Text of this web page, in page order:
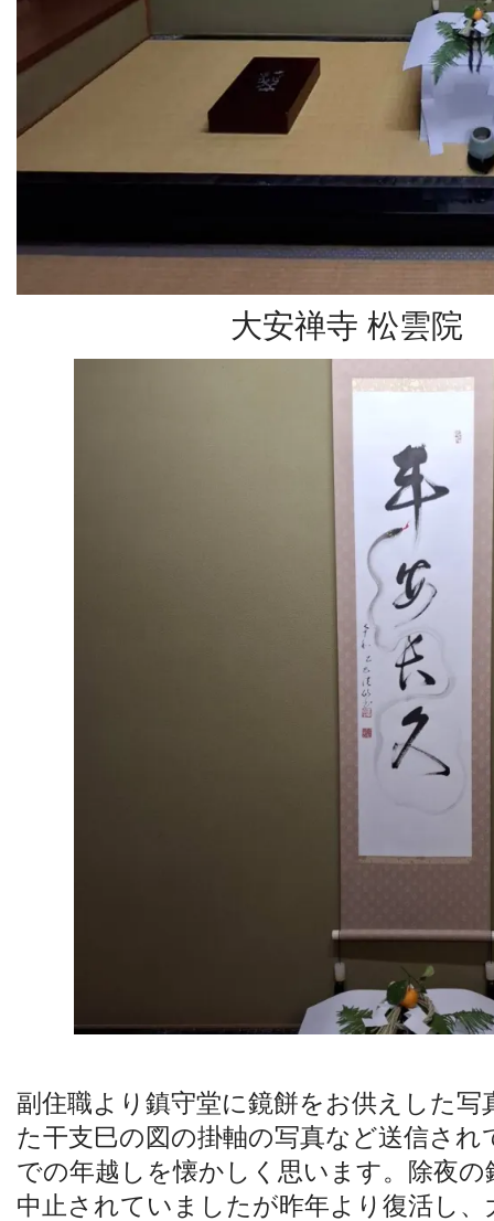
大安禅寺 松雲院
副住職より鎮守堂に鏡餅をお供えした
た干支巳の図の掛軸の写真など送信さ
での年越しを懐かしく思います。除夜
中止されていましたが昨年より復活し